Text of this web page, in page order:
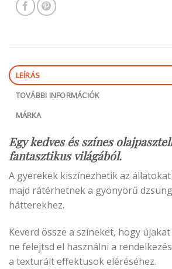
LEÍRÁS
TOVÁBBI INFORMÁCIÓK
MÁRKA
Egy kedves és színes
fantasztikus világából.
A gyerekek kiszínezhetik az
majd rátérhetnek a gyönyörű
hátterekhez.
Keverd össze a színeket, hogy
ne felejtsd el használni a
a texturált effektusok eléréséhez.